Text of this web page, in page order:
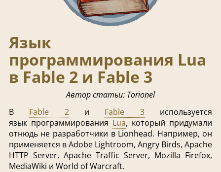
Язык
программирования Lua
в Fable 2 и Fable 3
Автор статьи: Torionel
В Fable 2и Fable 3используется
язык программирования Lua, который придумали
отнюдь не разработчики в Lionhead. Например, он
применяется в Adobe Lightroom, Angry Birds, Apache
HTTP Server, Apache Traffic Server, Mozilla Firefox,
MediaWiki и World of Warcraft.